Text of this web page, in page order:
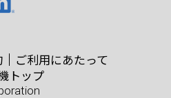
ご利用にあたって
トップ